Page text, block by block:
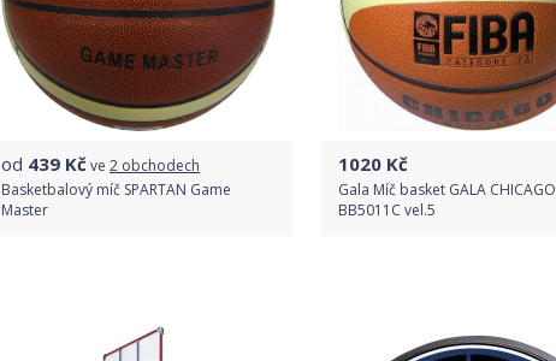
od 439 Kčve 2 obchodech
Basketbalový míč SPARTAN Game
Master
1020 Kč
Gala Míč basket GALA CHICAGO
BB5011C vel.5
Detail produktu